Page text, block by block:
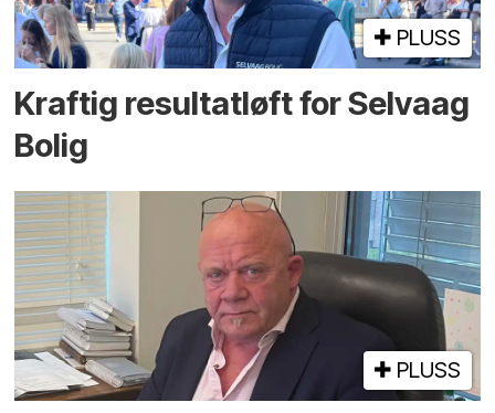
PLUSS
Kraftig resultatløft for Selvaag
Bolig
PLUSS